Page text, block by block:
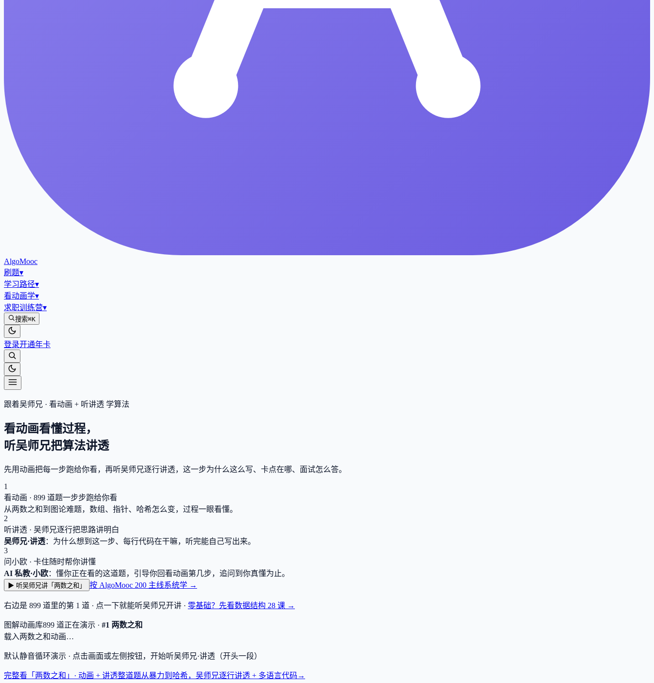
AlgoMooc
刷题▾
学习路径▾
看动画学▾
求职训练营▾
搜索⌘K
登录开通年卡
跟着吴师兄 · 看动画 + 听讲透 学算法
看动画看懂过程，
听吴师兄把算法讲透
先用动画把每一步跑给你看，再听吴师兄逐行讲透，这一步为什么这么写、卡点在哪、面试怎么答。
1
看动画 · 899 道题一步步跑给你看
从两数之和到图论难题，数组、指针、哈希怎么变，过程一眼看懂。
2
听讲透 · 吴师兄逐行把思路讲明白
吴师兄·讲透：为什么想到这一步、每行代码在干嘛，听完能自己写出来。
3
问小欧 · 卡住随时帮你讲懂
AI 私教·小欧：懂你正在看的这道题，引导你回看动画第几步，追问到你真懂为止。
▶ 听吴师兄讲「两数之和」 按 AlgoMooc 200 主线系统学 →
右边是 899 道里的第 1 道 · 点一下就能听吴师兄开讲 · 零基础？先看数据结构 28 课 →
图解动画库899 道正在演示 · #1 两数之和
载入两数之和动画…
默认静音循环演示 · 点击画面或左侧按钮，开始听吴师兄·讲透（开头一段）
完整看「两数之和」· 动画 + 讲透整道题从暴力到哈希，吴师兄逐行讲透 + 多语言代码 →